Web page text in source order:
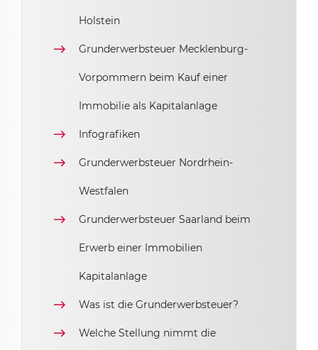
Holstein
Grunderwerbsteuer Mecklenburg-
Vorpommern beim Kauf einer
Immobilie als Kapitalanlage
Infografiken
Grunderwerbsteuer Nordrhein-
Westfalen
Grunderwerbsteuer Saarland beim
Erwerb einer Immobilien
Kapitalanlage
Was ist die Grunderwerbsteuer?
Welche Stellung nimmt die